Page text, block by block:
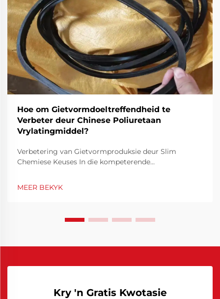
Hoe om Gietvormdoeltreffendheid te
Verbeter deur Chinese Poliuretaan
Vrylatingmiddel?
Verbetering van Gietvormproduksie deur Slim
Chemiese Keuses In die kompeterende
prioriteit nie, maar ook 'n finansiële noodsaaklikheid.
MEER BEKYK
Kry 'n Gratis Kwotasie